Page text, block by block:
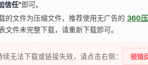
信任"即可。
的文件为压缩文件，推荐使用无广告的 360
文件未完整下载，请重新下载即可。
无法下载或链接失效，请点击右侧： 报错